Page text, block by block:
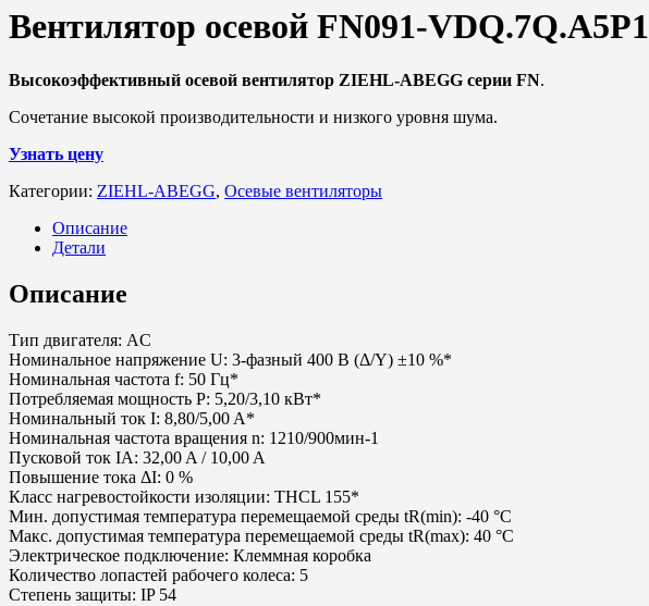
Вентилятор осевой FN091-VDQ.7Q.A5P1
Высокоэффективный осевой вентилятор ZIEHL-ABEGG серии FN.
Сочетание высокой производительности и низкого уровня шума.
Узнать цену
Категории: ZIEHL-ABEGG, Осевые вентиляторы
Описание
Детали
Описание
Тип двигателя: AC
Номинальное напряжение U: 3-фазный 400 В (Δ/Y) ±10 %*
Номинальная частота f: 50 Гц*
Потребляемая мощность P: 5,20/3,10 кВт*
Номинальный ток I: 8,80/5,00 A*
Номинальная частота вращения n: 1210/900мин-1
Пусковой ток IA: 32,00 A / 10,00 A
Повышение тока ΔI: 0 %
Класс нагревостойкости изоляции: THCL 155*
Мин. допустимая температура перемещаемой среды tR(min): -40 °C
Макс. допустимая температура перемещаемой среды tR(max): 40 °C
Электрическое подключение: Клеммная коробка
Количество лопастей рабочего колеса: 5
Степень защиты: IP 54